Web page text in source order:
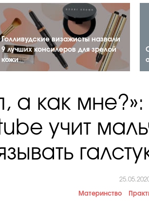
Голливудские визажисты назвали
9 лучших консилеров для зрелой
кожи
а как
учит
Материнство